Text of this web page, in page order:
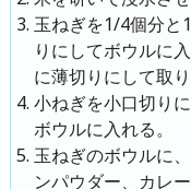
玉ねぎを1/4個分と
りにしてボウルに
に薄切りにして取り
小ねぎを小口切り
ボウルに入れる。
玉ねぎのボウルに
ンパウダー、カレ